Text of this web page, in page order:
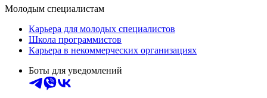
Молодым специалистам
Карьера для молодых специалистов
Школа программистов
Карьера в некоммерческих организациях
Боты для уведомлений